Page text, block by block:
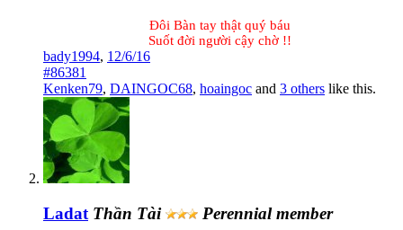
Đôi Bàn tay thật quý báu
Suốt đời người cậy chờ !!​
bady1994, 12/6/16
#86381
Kenken79, DAINGOC68, hoaingoc and 3 others like this.
Ladat Thần Tài Perennial member